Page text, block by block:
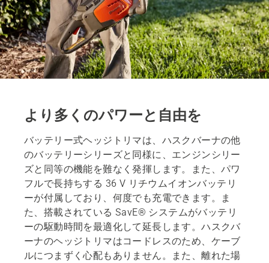
より多くのパワーと自由を
バッテリー式ヘッジトリマは、ハスクバーナの他
のバッテリーシリーズと同様に、エンジンシリー
ズと同等の機能を難なく発揮します。また、パワ
フルで長持ちする 36 V リチウムイオンバッテリ
ーが付属しており、何度でも充電できます。ま
た、搭載されている SavE® システムがバッテリ
ーの駆動時間を最適化して延長します。ハスクバ
ーナのヘッジトリマはコードレスのため、ケーブ
ルにつまずく心配もありません。また、離れた場